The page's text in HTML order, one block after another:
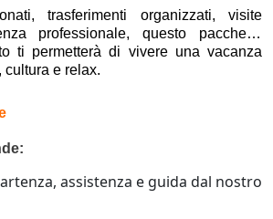
trasferimenti organizzati, visite
professionale, questo pacchetto
ti permetterà di vivere una vacanza
cultura e relax.
assistenza e guida dal nostro